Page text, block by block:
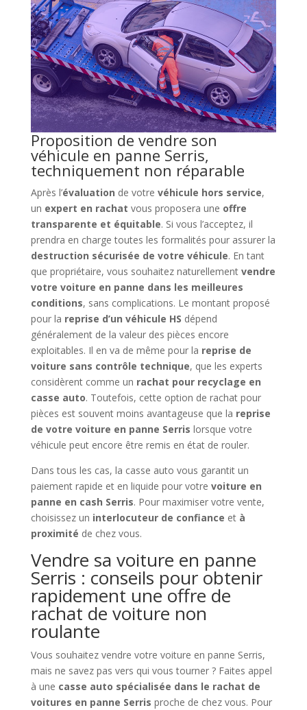
Proposition de vendre son
véhicule en panne Serris,
techniquement non réparable
Après l’évaluation de votre véhicule hors service,
un expert en rachat vous proposera une offre
transparente et équitable. Si vous l’acceptez, il
prendra en charge toutes les formalités pour assurer la
destruction sécurisée de votre véhicule. En tant
que propriétaire, vous souhaitez naturellement vendre
votre voiture en panne dans les meilleures
conditions, sans complications. Le montant proposé
pour la reprise d’un véhicule HS dépend
généralement de la valeur des pièces encore
exploitables. Il en va de même pour la reprise de
voiture sans contrôle technique, que les experts
considèrent comme un rachat pour recyclage en
casse auto. Toutefois, cette option de rachat pour
pièces est souvent moins avantageuse que la reprise
de votre voiture en panne Serris lorsque votre
véhicule peut encore être remis en état de rouler.
Dans tous les cas, la casse auto vous garantit un
paiement rapide et en liquide pour votre voiture en
panne en cash Serris. Pour maximiser votre vente,
choisissez un interlocuteur de confiance et à
proximité de chez vous.
Vendre sa voiture en panne
Serris : conseils pour obtenir
rapidement une offre de
rachat de voiture non
roulante
Vous souhaitez vendre votre voiture en panne Serris,
mais ne savez pas vers qui vous tourner ? Faites appel
à une casse auto spécialisée dans le rachat de
voitures en panne Serris proche de chez vous. Pour